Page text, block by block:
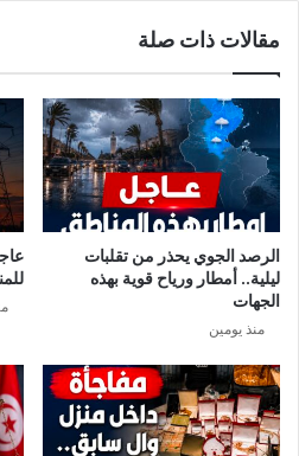
مقالات ذات صلة
الرصد الجوي يحذر من تقلبات
ليلية.. أمطار ورياح قوية بهذه
الجهات
منذ يومين